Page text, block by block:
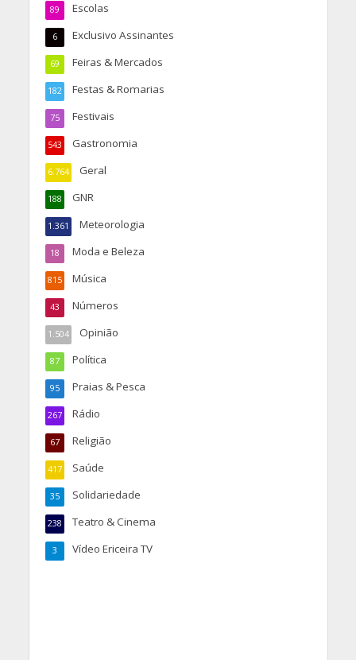
Escolas
89
Exclusivo Assinantes
6
Feiras & Mercados
69
Festas & Romarias
182
Festivais
75
Gastronomia
543
Geral
6.764
GNR
188
Meteorologia
1.361
Moda e Beleza
18
Música
815
Números
43
Opinião
1.504
Política
87
Praias & Pesca
95
Rádio
267
Religião
67
Saúde
417
Solidariedade
35
Teatro & Cinema
238
Vídeo Ericeira TV
3